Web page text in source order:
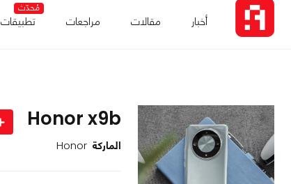
أخبار مقالات مراجعات
مُحدّث
تطبيقات
Honor x9b
الماركة Honor